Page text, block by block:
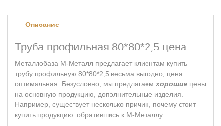
Описание
Труба профильная 80*80*2,5 цена
Металлобаза М-Металл предлагает клиентам купить
трубу профильную 80*80*2,5 весьма выгодно, цена
оптимальная. Безусловно, мы предлагаем хорошие цены
на основную продукцию, дополнительные изделия.
Например, существует несколько причин, почему стоит
купить продукцию, обратившись к М-Металлу: